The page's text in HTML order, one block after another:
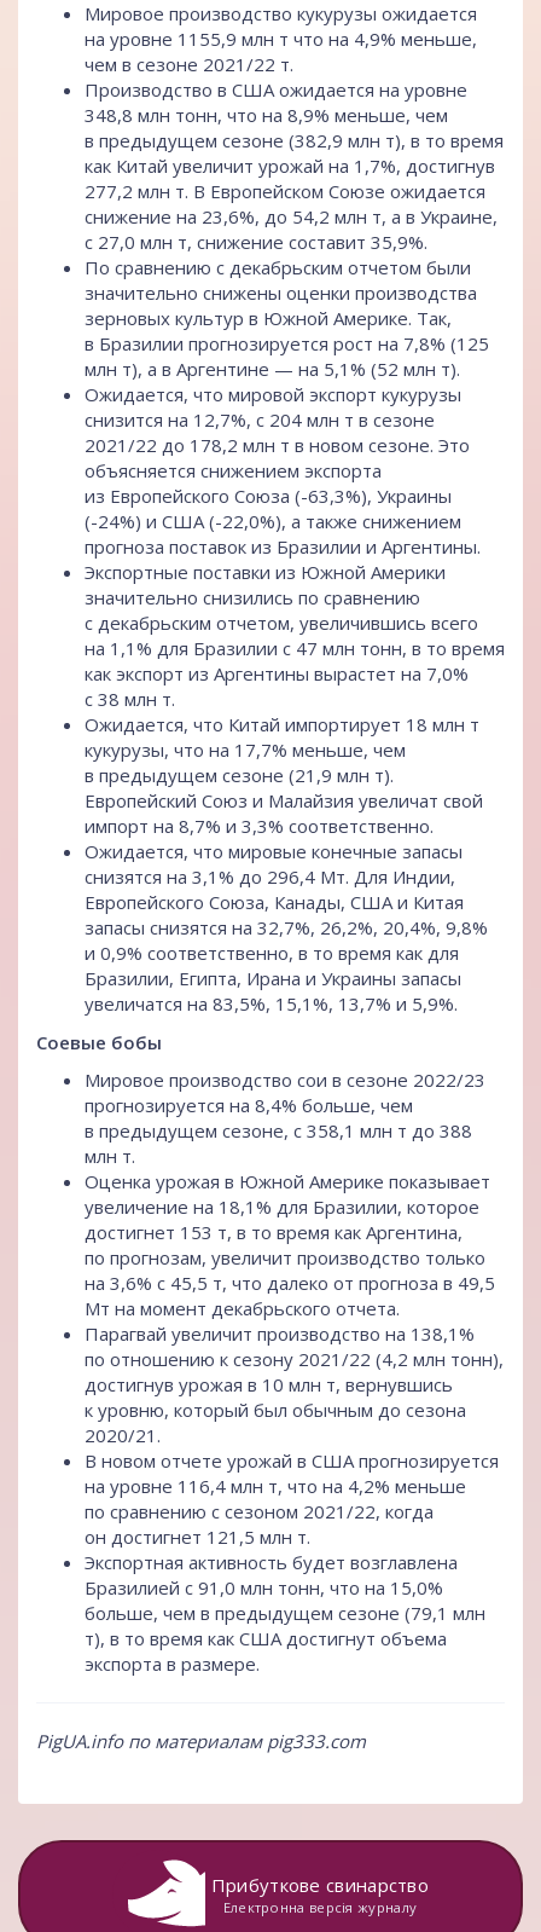
Мировое производство кукурузы ожидается
на уровне 1155,9 млн т что на 4,9% меньше,
чем в сезоне 2021/22 т.
Производство в США ожидается на уровне
348,8 млн тонн, что на 8,9% меньше, чем
в предыдущем сезоне (382,9 млн т), в то время
как Китай увеличит урожай на 1,7%, достигнув
277,2 млн т. В Европейском Союзе ожидается
снижение на 23,6%, до 54,2 млн т, а в Украине,
с 27,0 млн т, снижение составит 35,9%.
По сравнению с декабрьским отчетом были
значительно снижены оценки производства
зерновых культур в Южной Америке. Так,
в Бразилии прогнозируется рост на 7,8% (125
млн т), а в Аргентине — на 5,1% (52 млн т).
Ожидается, что мировой экспорт кукурузы
снизится на 12,7%, с 204 млн т в сезоне
2021/22 до 178,2 млн т в новом сезоне. Это
объясняется снижением экспорта
из Европейского Союза (-63,3%), Украины
(-24%) и США (-22,0%), а также снижением
прогноза поставок из Бразилии и Аргентины.
Экспортные поставки из Южной Америки
значительно снизились по сравнению
с декабрьским отчетом, увеличившись всего
на 1,1% для Бразилии с 47 млн тонн, в то время
как экспорт из Аргентины вырастет на 7,0%
с 38 млн т.
Ожидается, что Китай импортирует 18 млн т
кукурузы, что на 17,7% меньше, чем
в предыдущем сезоне (21,9 млн т).
Европейский Союз и Малайзия увеличат свой
импорт на 8,7% и 3,3% соответственно.
Ожидается, что мировые конечные запасы
снизятся на 3,1% до 296,4 Мт. Для Индии,
Европейского Союза, Канады, США и Китая
запасы снизятся на 32,7%, 26,2%, 20,4%, 9,8%
и 0,9% соответственно, в то время как для
Бразилии, Египта, Ирана и Украины запасы
увеличатся на 83,5%, 15,1%, 13,7% и 5,9%.
Соевые бобы
Мировое производство сои в сезоне 2022/23
прогнозируется на 8,4% больше, чем
в предыдущем сезоне, с 358,1 млн т до 388
млн т.
Оценка урожая в Южной Америке показывает
увеличение на 18,1% для Бразилии, которое
достигнет 153 т, в то время как Аргентина,
по прогнозам, увеличит производство только
на 3,6% с 45,5 т, что далеко от прогноза в 49,5
Мт на момент декабрьского отчета.
Парагвай увеличит производство на 138,1%
по отношению к сезону 2021/22 (4,2 млн тонн),
достигнув урожая в 10 млн т, вернувшись
к уровню, который был обычным до сезона
2020/21.
В новом отчете урожай в США прогнозируется
на уровне 116,4 млн т, что на 4,2% меньше
по сравнению с сезоном 2021/22, когда
он достигнет 121,5 млн т.
Экспортная активность будет возглавлена
Бразилией с 91,0 млн тонн, что на 15,0%
больше, чем в предыдущем сезоне (79,1 млн
т), в то время как США достигнут объема
экспорта в размере.
PigUA.info по материалам pig333.com
Прибуткове свинарство
Електронна версія журналу